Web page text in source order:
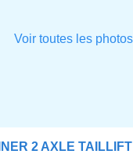
2 AXLE TAILLIFT